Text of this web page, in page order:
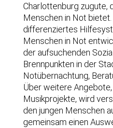
Charlottenburg zugute,
Menschen in Not bietet.
differenziertes
Menschen in Not
der aufsuchenden
Brennpunkten in der
Notübernachtung,
Über weitere
Musikprojekte, wird
den jungen Menschen
gemeinsam einen